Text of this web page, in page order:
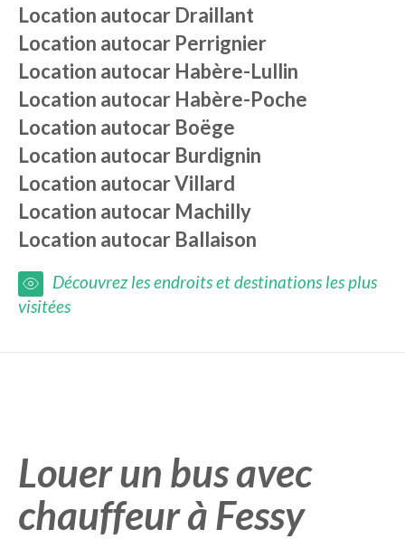
Location autocar Draillant
Location autocar Perrignier
Location autocar Habère-Lullin
Location autocar Habère-Poche
Location autocar Boëge
Location autocar Burdignin
Location autocarVillard
Location autocar Machilly
Location autocar Ballaison
Découvrez les endroits et destinations les plus
visitées
Louer un bus avec
chauffeur à Fessy